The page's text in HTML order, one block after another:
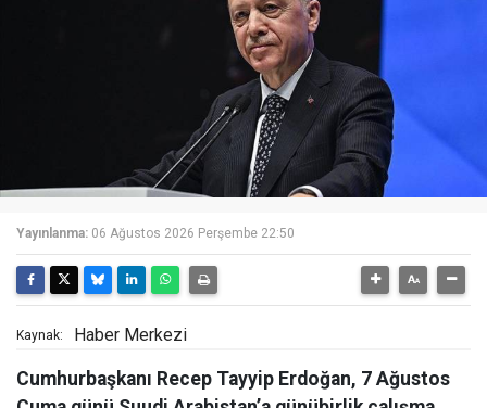
Yayınlanma: 06 Ağustos 2026 Perşembe 22:50
Kaynak: Haber Merkezi
Cumhurbaşkanı Recep Tayyip Erdoğan, 7 Ağustos